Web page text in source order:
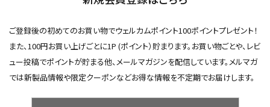
ご登録後の初めてのお買い物でウェルカムポイント100ポイントプレゼント！
また、100円お買い上げごとに1P (ポイント）貯まります。お買い物ごとや、レビ
ュー投稿でポイントが貯まる他、メールマガジンを配信しています。メルマガ
では新製品情報や限定クーポンなどお得な情報を不定期でお届けします。